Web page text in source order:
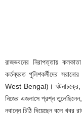
রাজভবনের নিরাপত্তায়
কর্তব্যরত পুলিশকর্মীদের
West Bengal)। ঘটনাচক্রে,
নিজের এজলাসে প্রশ্ন
নবান্নে চিঠি দিয়েছেন বলে খবর